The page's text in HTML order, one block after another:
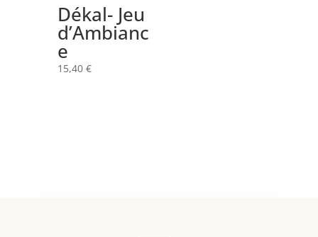
Dékal- Jeu
d’Ambianc
e
15,40 €